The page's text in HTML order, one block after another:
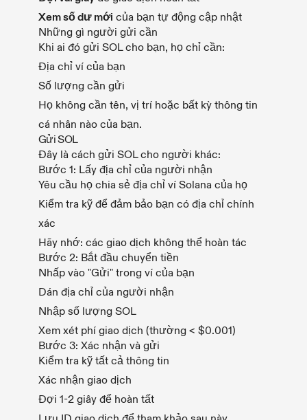
Xem số dư mới của bạn tự động cập nhật
Những gì người gửi cần
Khi ai đó gửi SOL cho bạn, họ chỉ cần:
Địa chỉ ví của bạn
Số lượng cần gửi
Họ không cần tên, vị trí hoặc bất kỳ thông tin
cá nhân nào của bạn.
Gửi SOL
Đây là cách gửi SOL cho người khác:
Bước 1: Lấy địa chỉ của người nhận
Yêu cầu họ chia sẻ địa chỉ ví Solana của họ
Kiểm tra kỹ để đảm bảo bạn có địa chỉ chính
xác
Hãy nhớ: các giao dịch không thể hoàn tác
Bước 2: Bắt đầu chuyển tiền
Nhấp vào "Gửi" trong ví của bạn
Dán địa chỉ của người nhận
Nhập số lượng SOL
Xem xét phí giao dịch (thường < $0.001)
Bước 3: Xác nhận và gửi
Kiểm tra kỹ tất cả thông tin
Xác nhận giao dịch
Đợi 1-2 giây để hoàn tất